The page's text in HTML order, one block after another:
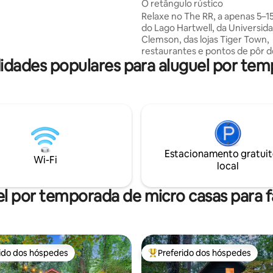
king size, um sofá modular de
em barril de uísque e
O retângulo rústico
Relaxe no The RR, a apenas
do Lago Hartwell, da
Clemson, das lojas Tiger Town,
restaurantes e pontos de pôr
espaço oferece um quarto
completa, banheira
hidromassagem, os jogos ao ar
lareira. Caiaques estão
aluguel mediante solicitação
à água nas proximidades. Uma
tranquila perfeita para fins de
escapada tranquila.
populares para aluguel por
Wi-Fi
Estacionamento
local
por temporada de micro casas para
preferidos dos hóspedes
dos hóspedes Entre os melhores preferidos
Preferido dos hóspedes